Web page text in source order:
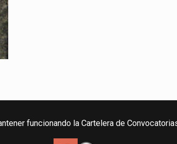
funcionando la Cartelera de